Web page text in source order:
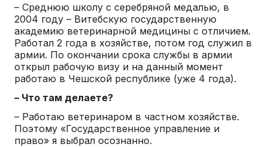
– Среднюю школу с серебряной медалью, в
2004 году – Витебскую государственную
академию ветеринарной медицины с отличием.
Работал 2 года в хозяйстве, потом год служил в
армии. По окончании срока службы в армии
открыл рабочую визу и на данный момент
работаю в Чешской республике (уже 4 года).
– Что там делаете?
– Работаю ветеринаром в частном хозяйстве.
Поэтому «Государственное управление и
право» я выбрал осознанно.